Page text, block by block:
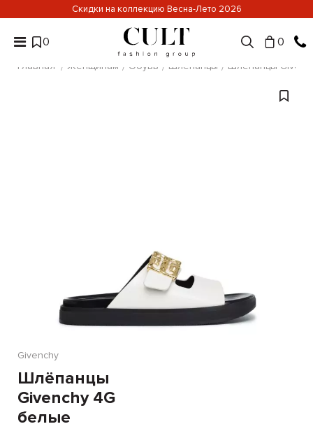
Скидки на коллекцию Весна-Лето 2026
0 0
Главная Женщинам Обувь Шлепанцы Шлепанцы
Givenchy
Шлёпанцы
Givenchy 4G
белые